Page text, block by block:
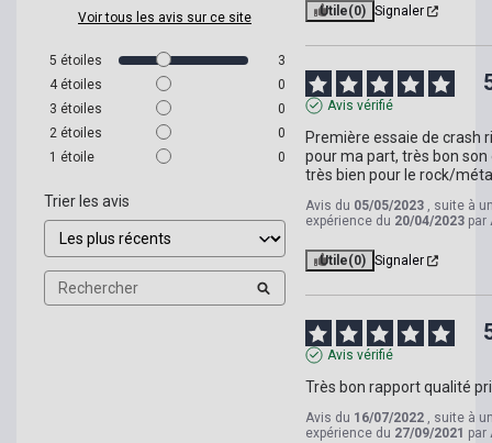
Voir tous les avis sur ce site
5 étoiles
3
4 étoiles
0
3 étoiles
0
2 étoiles
0
1 étoile 0
Trier les avis
Utile(0) Signaler
Avis vérifié
Première essaie de crash
pour ma part, très bon son
très bien pour le rock/
Avis du 05/05/2023 , suite à
expérience du 20/04/2023 par
Utile(0) Signaler
Avis vérifié
Très bon rapport qualité
Avis du 16/07/2022 , suite à
expérience du 27/09/2021 par